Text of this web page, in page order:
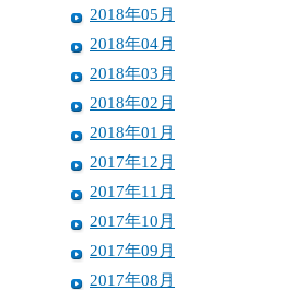
2018年05月
2018年04月
2018年03月
2018年02月
2018年01月
2017年12月
2017年11月
2017年10月
2017年09月
2017年08月